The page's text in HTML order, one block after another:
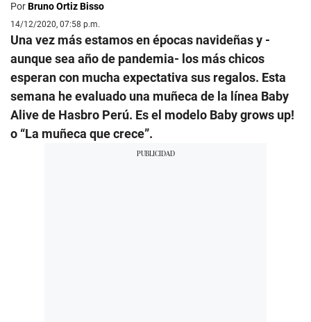
PorBruno Ortiz Bisso
14/12/2020, 07:58 p.m.
Una vez más estamos en épocas navideñas y -
aunque sea año de pandemia- los más chicos
esperan con mucha expectativa sus regalos. Esta
semana he evaluado una muñeca de la línea Baby
Alive de Hasbro Perú. Es el modelo Baby grows up!
o “La muñeca que crece”.